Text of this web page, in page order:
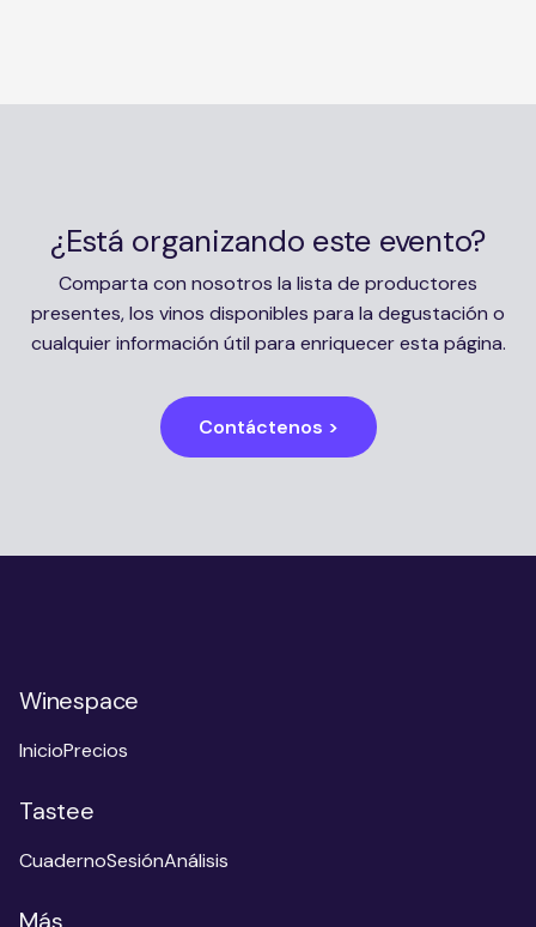
¿Está organizando este evento?
Comparta con nosotros la lista de productores
presentes, los vinos disponibles para la degustación o
cualquier información útil para enriquecer esta página.
Contáctenos >
Winespace
InicioPrecios
Tastee
CuadernoSesiónAnálisis